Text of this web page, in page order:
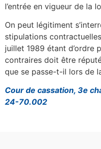
l’entrée en vigueur de la
On peut légitiment
stipulations
juillet 1989 étant d’ordre
contraires doit être
que se passe-t-il lors de
Cour de cassation, 3e
24-70.002